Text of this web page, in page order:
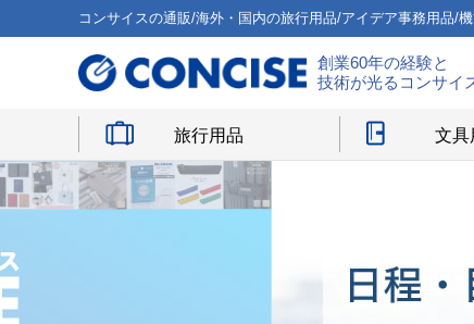
コンサイスの通販/海外・国内の旅行用品/アイデア事務用品/
創業60年の経験と
技術が光るコンサイ
旅行用品 文具